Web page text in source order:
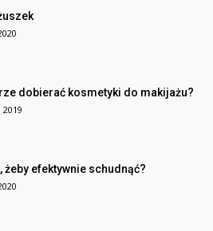
dobierać kosmetyki do makijażu?
żeby efektywnie schudnąć?